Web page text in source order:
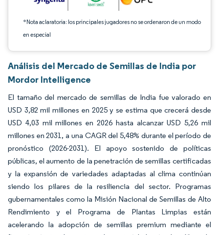
*Nota aclaratoria: los principales jugadores no se ordenaron de un modo
en especial
Análisis del Mercado de Semillas de India por
Mordor Intelligence
El tamaño del mercado de semillas de India fue valorado en
USD 3,82 mil millones en 2025 y se estima que crecerá desde
USD 4,03 mil millones en 2026 hasta alcanzar USD 5,26 mil
millones en 2031, a una CAGR del 5,48% durante el período de
pronóstico (2026-2031). El apoyo sostenido de políticas
públicas, el aumento de la penetración de semillas certificadas
y la expansión de variedades adaptadas al clima continúan
siendo los pilares de la resiliencia del sector. Programas
gubernamentales como la Misión Nacional de Semillas de Alto
Rendimiento y el Programa de Plantas Limpias están
acelerando la adopción de semillas premium mediante el